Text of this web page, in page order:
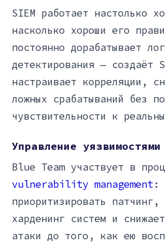
SIEM работает настолько
насколько хороши его
постоянно дорабатывает
детектирования — создаёт
настраивает корреляции,
ложных срабатываний без
чувствительности к
Управление
Blue Team участвует в
vulnerability management:
приоритизировать патчинг,
харденинг систем и
атаки до того, как ею